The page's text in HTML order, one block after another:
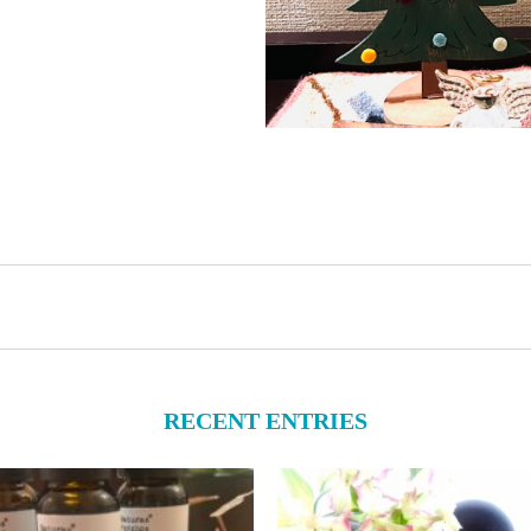
RECENT ENTRIES